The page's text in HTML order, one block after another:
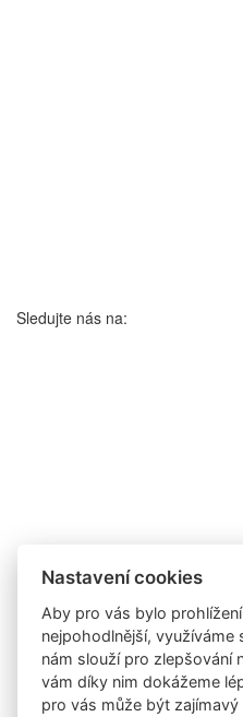
Sledujte nás na:
Nastavení cookies
Aby pro vás bylo
nejpohodlnější,
nám slouží pro zlepšování
vám díky nim dokážeme
pro vás může být zajímavý